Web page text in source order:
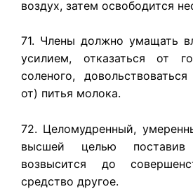
воздух, затем освободится
71. Члены должно умащать
усилием, отказаться от
соленого,
от) питья молока.
72. Целомудренный,
высшей целью
возвысится до
средство другое.